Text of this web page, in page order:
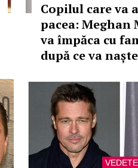
Copilul care va
pacea: Meghan
va împăca cu
după ce va naște
VEDETE